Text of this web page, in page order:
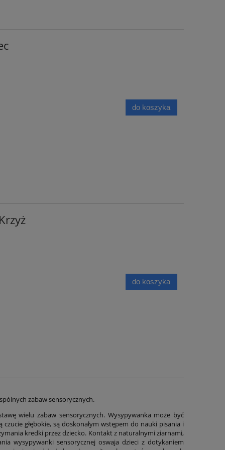
Sensokartony Lody 5 szt w
zestawie
28,00 zł
do koszyka
do koszyka
zabaw sensorycznych.
wielu zabaw sensorycznych. Wysypywanka może być
głębokie, są doskonałym wstępem do nauki pisania i
kredki przez dziecko. Kontakt z naturalnymi ziarnami,
wysypywanki sensorycznej oswaja dzieci z dotykaniem